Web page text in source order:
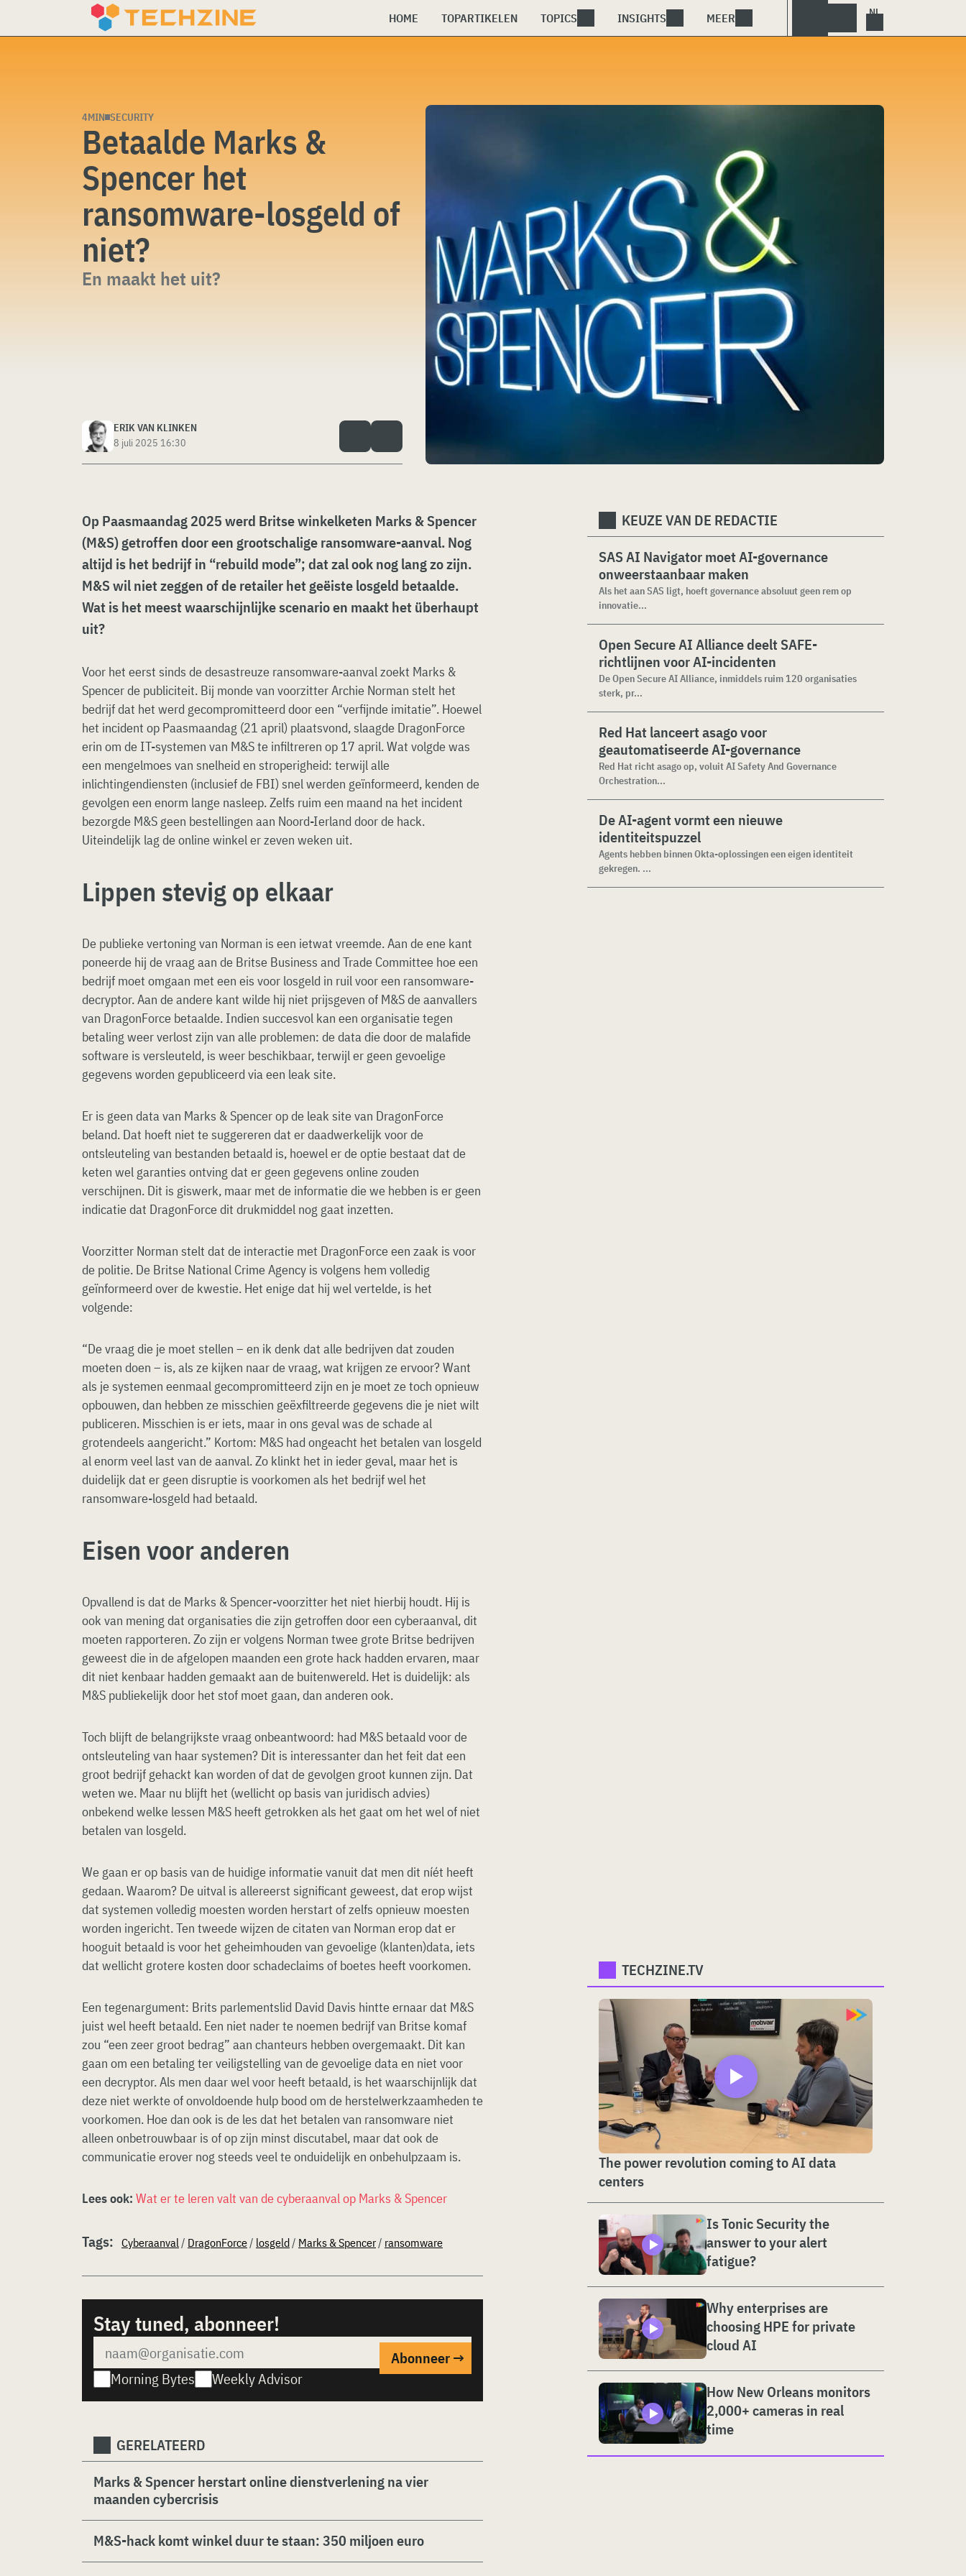
HOME TOPARTIKELEN TOPICS INSIGHTS MEER
4MIN SECURITY
Betaalde Marks &
Spencer het
ransomware-losgeld of
niet?
En maakt het uit?
ERIK VAN KLINKEN
8 juli 2025 16:30
Op Paasmaandag 2025 werd Britse winkelketen Marks & Spencer
(M&S) getroffen door een grootschalige ransomware-aanval. Nog
altijd is het bedrijf in “rebuild mode”; dat zal ook nog lang zo zijn.
M&S wil niet zeggen of de retailer het geëiste losgeld betaalde.
Wat is het meest waarschijnlijke scenario en maakt het überhaupt
uit?
Voor het eerst sinds de desastreuze ransomware-aanval zoekt Marks &
Spencer de publiciteit. Bij monde van voorzitter Archie Norman stelt het
bedrijf dat het werd gecompromitteerd door een “verfijnde imitatie”. Hoewel
het incident op Paasmaandag (21 april) plaatsvond, slaagde DragonForce
erin om de IT-systemen van M&S te infiltreren op 17 april. Wat volgde was
een mengelmoes van snelheid en stroperigheid: terwijl alle
inlichtingendiensten (inclusief de FBI) snel werden geïnformeerd, kenden de
gevolgen een enorm lange nasleep. Zelfs ruim een maand na het incident
bezorgde M&S geen bestellingen aan Noord-Ierland door de hack.
Uiteindelijk lag de online winkel er zeven weken uit.
Lippen stevig op elkaar
De publieke vertoning van Norman is een ietwat vreemde. Aan de ene kant
poneerde hij de vraag aan de Britse Business and Trade Committee hoe een
bedrijf moet omgaan met een eis voor losgeld in ruil voor een ransomware-
decryptor. Aan de andere kant wilde hij niet prijsgeven of M&S de aanvallers
van DragonForce betaalde. Indien succesvol kan een organisatie tegen
betaling weer verlost zijn van alle problemen: de data die door de malafide
software is versleuteld, is weer beschikbaar, terwijl er geen gevoelige
gegevens worden gepubliceerd via een leak site.
Er is geen data van Marks & Spencer op de leak site van DragonForce
beland. Dat hoeft niet te suggereren dat er daadwerkelijk voor de
ontsleuteling van bestanden betaald is, hoewel er de optie bestaat dat de
keten wel garanties ontving dat er geen gegevens online zouden
verschijnen. Dit is giswerk, maar met de informatie die we hebben is er geen
indicatie dat DragonForce dit drukmiddel nog gaat inzetten.
Voorzitter Norman stelt dat de interactie met DragonForce een zaak is voor
de politie. De Britse National Crime Agency is volgens hem volledig
geïnformeerd over de kwestie. Het enige dat hij wel vertelde, is het
volgende:
“De vraag die je moet stellen – en ik denk dat alle bedrijven dat zouden
moeten doen – is, als ze kijken naar de vraag, wat krijgen ze ervoor? Want
als je systemen eenmaal gecompromitteerd zijn en je moet ze toch opnieuw
opbouwen, dan hebben ze misschien geëxfiltreerde gegevens die je niet wilt
publiceren. Misschien is er iets, maar in ons geval was de schade al
grotendeels aangericht.” Kortom: M&S had ongeacht het betalen van losgeld
al enorm veel last van de aanval. Zo klinkt het in ieder geval, maar het is
duidelijk dat er geen disruptie is voorkomen als het bedrijf wel het
ransomware-losgeld had betaald.
Eisen voor anderen
Opvallend is dat de Marks & Spencer-voorzitter het niet hierbij houdt. Hij is
ook van mening dat organisaties die zijn getroffen door een cyberaanval, dit
moeten rapporteren. Zo zijn er volgens Norman twee grote Britse bedrijven
geweest die in de afgelopen maanden een grote hack hadden ervaren, maar
dit niet kenbaar hadden gemaakt aan de buitenwereld. Het is duidelijk: als
M&S publiekelijk door het stof moet gaan, dan anderen ook.
Toch blijft de belangrijkste vraag onbeantwoord: had M&S betaald voor de
ontsleuteling van haar systemen? Dit is interessanter dan het feit dat een
groot bedrijf gehackt kan worden of dat de gevolgen groot kunnen zijn. Dat
weten we. Maar nu blijft het (wellicht op basis van juridisch advies)
onbekend welke lessen M&S heeft getrokken als het gaat om het wel of niet
betalen van losgeld.
We gaan er op basis van de huidige informatie vanuit dat men dit níét heeft
gedaan. Waarom? De uitval is allereerst significant geweest, dat erop wijst
dat systemen volledig moesten worden herstart of zelfs opnieuw moesten
worden ingericht. Ten tweede wijzen de citaten van Norman erop dat er
hooguit betaald is voor het geheimhouden van gevoelige (klanten)data, iets
dat wellicht grotere kosten door schadeclaims of boetes heeft voorkomen.
Een tegenargument: Brits parlementslid David Davis hintte ernaar dat M&S
juist wel heeft betaald. Een niet nader te noemen bedrijf van Britse komaf
zou “een zeer groot bedrag” aan chanteurs hebben overgemaakt. Dit kan
gaan om een betaling ter veiligstelling van de gevoelige data en niet voor
een decryptor. Als men daar wel voor heeft betaald, is het waarschijnlijk dat
deze niet werkte of onvoldoende hulp bood om de herstelwerkzaamheden te
voorkomen. Hoe dan ook is de les dat het betalen van ransomware niet
alleen onbetrouwbaar is of op zijn minst discutabel, maar dat ook de
communicatie erover nog steeds veel te onduidelijk en onbehulpzaam is.
Lees ook: Wat er te leren valt van de cyberaanval op Marks & Spencer
Tags: Cyberaanval/ DragonForce/ losgeld/ Marks & Spencer/ ransomware
Stay tuned, abonneer!
Morning Bytes Weekly Advisor
GERELATEERD
Marks & Spencer herstart online dienstverlening na vier
maanden cybercrisis
M&S-hack komt winkel duur te staan: 350 miljoen euro
KEUZE VAN DE REDACTIE
SAS AI Navigator moet AI-governance
onweerstaanbaar maken
Als het aan SAS ligt, hoeft governance absoluut geen rem op
innovatie...
Open Secure AI Alliance deelt SAFE-
richtlijnen voor AI-incidenten
De Open Secure AI Alliance, inmiddels ruim 120 organisaties
sterk, pr...
Red Hat lanceert asago voor
geautomatiseerde AI-governance
Red Hat richt asago op, voluit AI Safety And Governance
Orchestration...
De AI-agent vormt een nieuwe
identiteitspuzzel
Agents hebben binnen Okta-oplossingen een eigen identiteit
gekregen. ...
TECHZINE.TV
The power revolution coming to AI data
centers
Is Tonic Security the
answer to your alert
fatigue?
Why enterprises are
choosing HPE for private
cloud AI
How New Orleans monitors
2,000+ cameras in real
time